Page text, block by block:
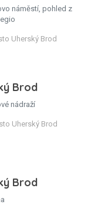
náměstí, pohled z
Uherský Brod
Brod
nádraží
Uherský Brod
Brod